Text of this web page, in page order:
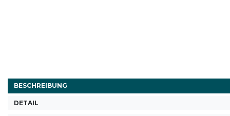
BESCHREIBUNG
DETAIL